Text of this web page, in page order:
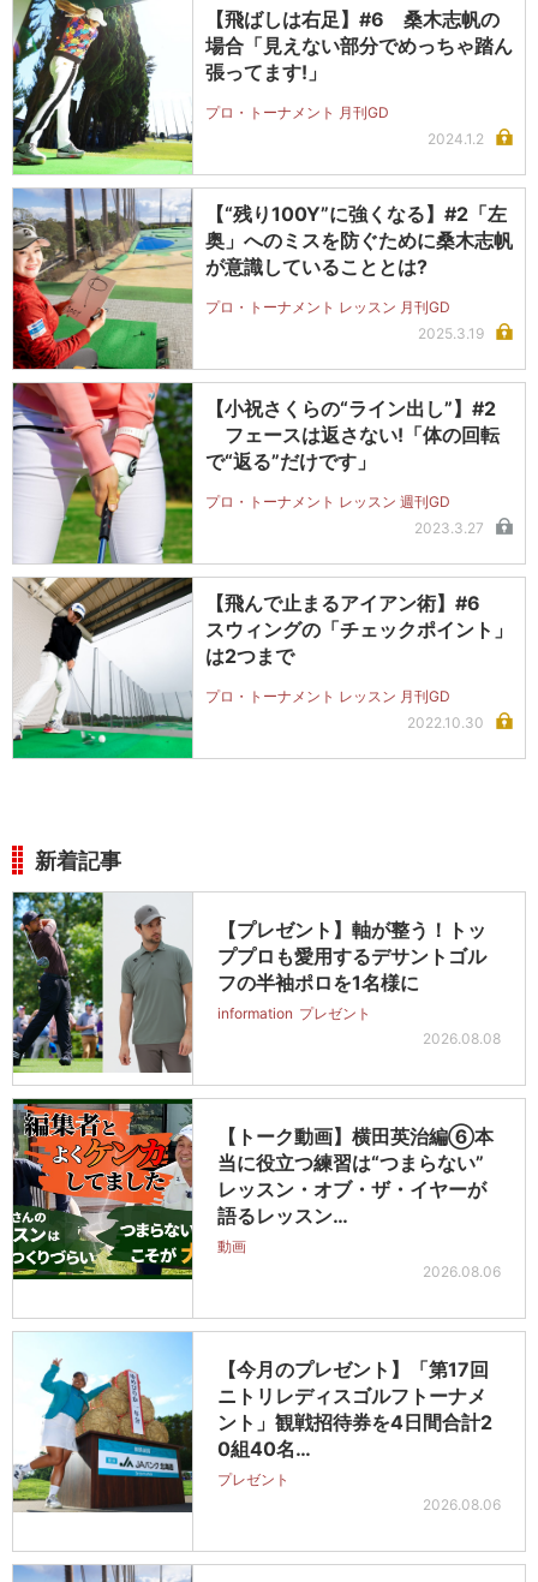
【飛ばしは右足】#6 桑木志帆の
場合「見えない部分でめっちゃ踏ん
張ってます!」
プロ・トーナメント 月刊GD
2024.1.2
【“残り100Y”に強くなる】#2「左
奥」へのミスを防ぐために桑木志帆
が意識していることとは?
プロ・トーナメント レッスン 月刊GD
2025.3.19
【小祝さくらの“ライン出し”】#2
フェースは返さない!「体の回転
で“返る”だけです」
プロ・トーナメント レッスン 週刊GD
2023.3.27
【飛んで止まるアイアン術】#6
スウィングの「チェックポイント」
は2つまで
プロ・トーナメント レッスン 月刊GD
2022.10.30
新着記事
【プレゼント】軸が整う！トッ
ププロも愛用するデサントゴル
フの半袖ポロを1名様に
information プレゼント
2026.08.08
【トーク動画】横田英治編⑥本
当に役立つ練習は“つまらない”
レッスン・オブ・ザ・イヤーが
語るレッスン…
動画
2026.08.06
【今月のプレゼント】「第17回
ニトリレディスゴルフトーナメ
ント」観戦招待券を4日間合計2
0組40名…
プレゼント
2026.08.06